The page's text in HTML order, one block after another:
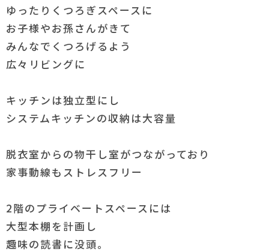
ゆったりくつろぎスペースに
お子様やお孫さんがきて
みんなでくつろげるよう
広々リビングに
キッチンは独立型にし
システムキッチンの収納は大容量
脱衣室からの物干し室がつながっており
家事動線もストレスフリー
2階のプライベートスペースには
大型本棚を計画し
趣味の読書に没頭。